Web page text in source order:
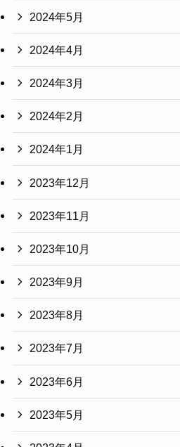
2024年5月
2024年4月
2024年3月
2024年2月
2024年1月
2023年12月
2023年11月
2023年10月
2023年9月
2023年8月
2023年7月
2023年6月
2023年5月